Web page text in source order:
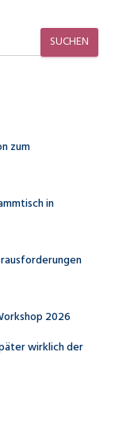
SUCHEN
zum
in
2026
wirklich der